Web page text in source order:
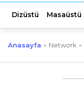
Dizüstü Masaüstü
Anasayfa Network